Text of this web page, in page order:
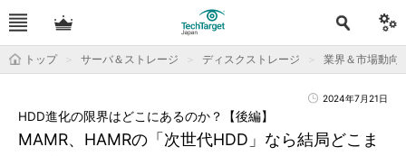
トップ サーバ＆ストレージ ディスクストレージ 業界＆市場動向
2024年7月21日
MAMR、HAMRの「次世代HDD」なら結局どこま
HDD進化の限界はどこにあるのか？【後編】